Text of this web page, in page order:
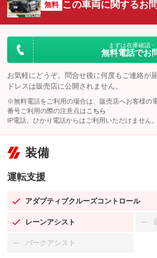
無料 この車両に関するお
まずは在庫確認
無料電話でお
お気軽にどうぞ。問合せ後に何度もご連絡が
ドレスは販売店に公開されません。
※無料電話をご利用の場合は、販売店へお客様の
番号ご利用の際の注意点は こちら
IP電話、ひかり電話からはご利用いただけません。
装備
運転支援
アダプティブクルーズコントロール
：装備あり
レーンアシスト
：装備あり
パークアシスト
：装備なし